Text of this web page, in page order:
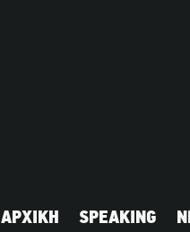
ΑΡΧΙΚΗ SPEAKING